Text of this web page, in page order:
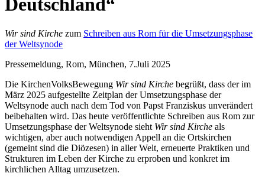
Wir sind Kirche zum Schreiben aus Rom für die Umsetzungsphase
der Weltsynode
Pressemeldung, Rom, München, 7.Juli 2025
Die KirchenVolksBewegung Wir sind Kirche begrüßt, dass der im
März 2025 aufgestellte Zeitplan der Umsetzungsphase der
Weltsynode auch nach dem Tod von Papst Franziskus unverändert
beibehalten wird. Das heute veröffentlichte Schreiben aus Rom zur
Umsetzungsphase der Weltsynode sieht Wir sind Kirche als
wichtigen, aber auch notwendigen Appell an die Ortskirchen
(gemeint sind die Diözesen) in aller Welt, erneuerte Praktiken und
Strukturen im Leben der Kirche zu erproben und konkret im
kirchlichen Alltag umzusetzen.